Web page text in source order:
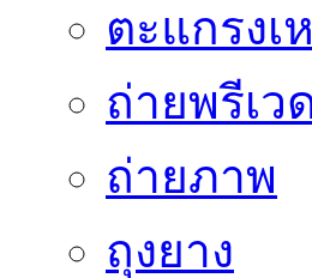
ตะแกรงเ
ถ่ายพรีเว
ถ่ายภาพ
ถุงยาง